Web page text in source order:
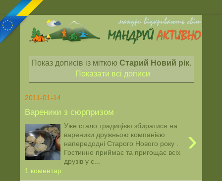
Показ дописів із міткою Старий Новий рік.
Показати всі дописи
2011-01-14
Вареники з сюрпризом
›
Уже стало традицією збиратися на
вареники дружньою компанією
напередодні Старого Нового року .
Гостинно приймає та пригощає всіх
друзів у с...
1 коментар: